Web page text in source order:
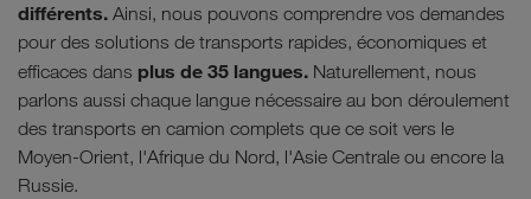
différents. Ainsi, nous pouvons comprendre vos demandes
pour des solutions de transports rapides, économiques et
efficaces dans plus de 35 langues. Naturellement, nous
parlons aussi chaque langue nécessaire au bon déroulement
des transports en camion complets que ce soit vers le
Moyen-Orient, l'Afrique du Nord, l'Asie Centrale ou encore la
Russie.